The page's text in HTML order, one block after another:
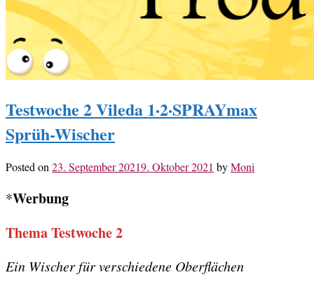
Testwoche 2 Vileda 1·2·SPRAYmax
Sprüh-Wischer
Posted on23. September 20219. Oktober 2021 byMoni
*Werbung
Thema Testwoche 2
Ein Wischer für verschiedene Oberflächen